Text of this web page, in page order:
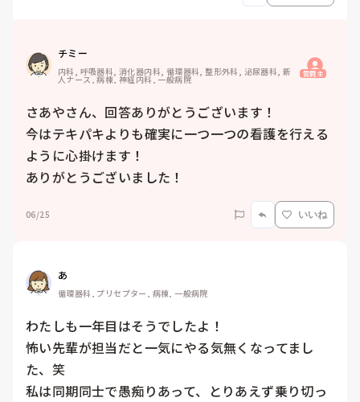
チミー
内科, 呼吸器科, 消化器内科, 循環器科, 整形外科, 泌尿器科, 新
人ナース, 病棟, 神経内科, 一般病院 質問主
さあやさん、回答ありがとうございます！
今はテキパキよりも確実に一つ一つの看護を行える
ように心掛けます！
ありがとうございました！
06/25 いいね
あ
循環器科, プリセプター, 病棟, 一般病院
わたしも一年目はそうでしたよ！
怖い先輩が担当だと一気にやる気無くなってまし
た、笑
私は同期同士で愚痴りあって、とりあえず乗り切っ